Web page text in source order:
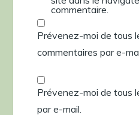
commentaire.
Prévenez-moi de tous
commentaires par e-
Prévenez-moi de tous
par e-mail.